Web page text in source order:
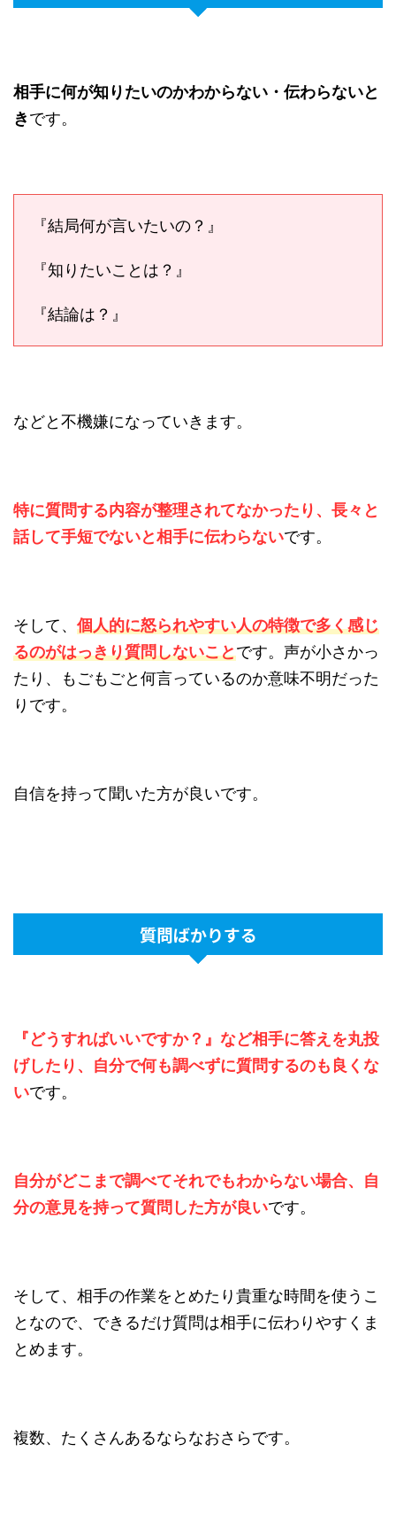
相手に何が知りたいのかわからない・伝わらないと
きです。
『結局何が言いたいの？』
『知りたいことは？』
『結論は？』
などと不機嫌になっていきます。
特に質問する内容が整理されてなかったり、長々と
話して手短でないと相手に伝わらないです。
そして、 個人的に怒られやすい人の特徴で多く感じ
るのがはっきり質問しないことです。声が小さかっ
たり、もごもごと何言っているのか意味不明だった
りです。
自信を持って聞いた方が良いです。
質問ばかりする
『どうすればいいですか？』など相手に答えを丸投
げしたり、自分で何も調べずに質問するのも良くな
いです。
自分がどこまで調べてそれでもわからない場合、自
分の意見を持って質問した方が良いです。
そして、相手の作業をとめたり貴重な時間を使うこ
となので、できるだけ質問は相手に伝わりやすくま
とめます。
複数、たくさんあるならなおさらです。